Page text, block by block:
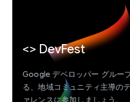
<> DevFest
Google デベロッパー グルー
る、地域コミュニティ主導の
ァレンスに参加しましょう。